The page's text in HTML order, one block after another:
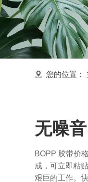
您的位置：
无噪
BOPP 胶带价
成，可立即粘
艰巨的工作。